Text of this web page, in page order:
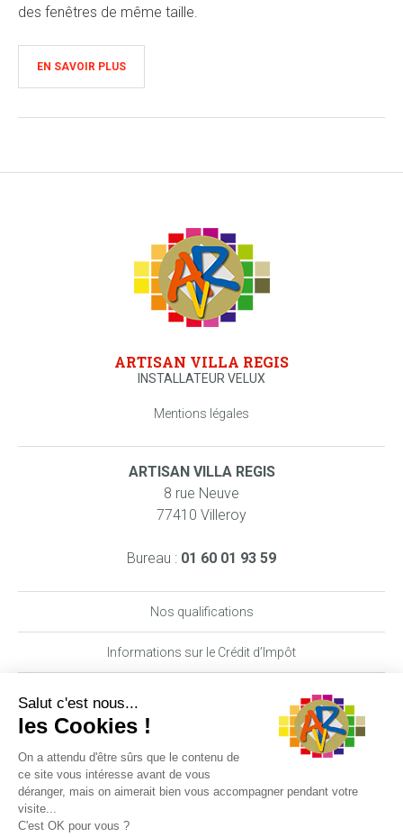
des fenêtres de même taille.
EN SAVOIR PLUS
ARTISAN VILLA REGIS
INSTALLATEUR VELUX
Mentions légales
ARTISAN VILLA REGIS
8 rue Neuve
77410 Villeroy
Bureau : 01 60 01 93 59
Nos qualifications
Informations sur le Crédit d’Impôt
06 29 62 89 70